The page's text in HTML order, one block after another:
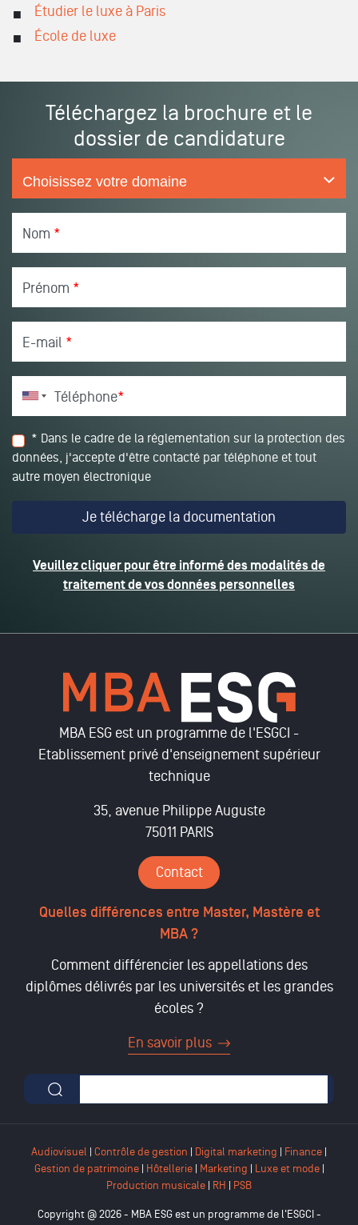
Étudier le luxe à Paris
École de luxe
Téléchargez la brochure et le
dossier de candidature
Nom *
Prénom *
E-mail *
Téléphone*
* Dans le cadre de la réglementation sur la protection des
données, j'accepte d'être contacté par téléphone et tout
autre moyen électronique
Veuillez cliquer pour être informé des modalités de
traitement de vos données personnelles
MBA ESG est un programme de l'ESGCI -
Etablissement privé d'enseignement supérieur
technique
35, avenue Philippe Auguste
75011 PARIS
Contact
Quelles différences entre Master, Mastère et
MBA ?
Comment différencier les appellations des
diplômes délivrés par les universités et les grandes
écoles ?
En savoir plus
Formulaire de recherche
Audiovisuel | Contrôle de gestion | Digital marketing | Finance |
Gestion de patrimoine| Hôtellerie| Marketing | Luxe et mode|
Production musicale | RH | PSB
Copyright @ 2026 - MBA ESG est un programme de l'ESGCI -